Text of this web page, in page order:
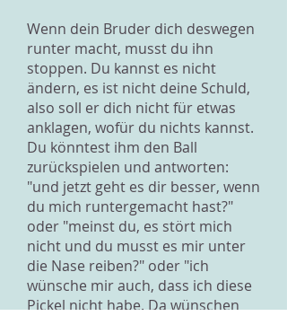
Wenn dein Bruder dich deswegen
runter macht, musst du ihn
stoppen. Du kannst es nicht
ändern, es ist nicht deine Schuld,
also soll er dich nicht für etwas
anklagen, wofür du nichts kannst.
Du könntest ihm den Ball
zurückspielen und antworten:
"und jetzt geht es dir besser, wenn
du mich runtergemacht hast?"
oder "meinst du, es stört mich
nicht und du musst es mir unter
die Nase reiben?" oder "ich
wünsche mir auch, dass ich diese
Pickel nicht habe. Da wünschen